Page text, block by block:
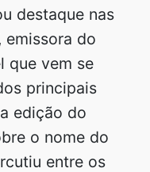
destaque nas
emissora do
que vem se
principais
edição do
o nome do
entre os